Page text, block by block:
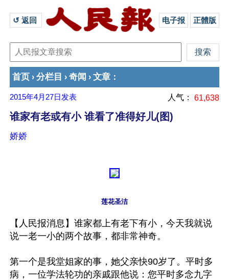
↺ 返回 电子报 正體版
首页 › 分栏目 › 奇闻 › 文章 ：
2015年4月27日 发表 人气： 61,638
谁家有老或有小 谁看了准得好儿(图)
娇娇
莲花圣洁
【人民报消息】谁家都上有老下有小，今天我就说
说一老一小的两个故事，都非常神奇。
第一个是我堂姐家的事，她父亲快90岁了。平时多
病，一位学法轮功的亲戚跟他说：您平时多念九字